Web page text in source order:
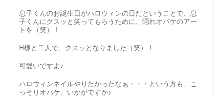
息子くんのお誕生日がハロウィンの日だということで、息
子くんにクスッと笑ってもらうために、隠れオバケのアー
トを（笑）！
H様と二人で、クスッとなりました（笑）！
可愛いですよ♪
ハロウィンネイルやりたかったなぁ・・・という方も、こ
っそりオバケ、いかがですか♪